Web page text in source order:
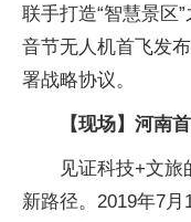
联手打造“智慧景区
音节无人机首飞发
署战略协议。
【现场】河南
见证科技+文
新路径。2019年7